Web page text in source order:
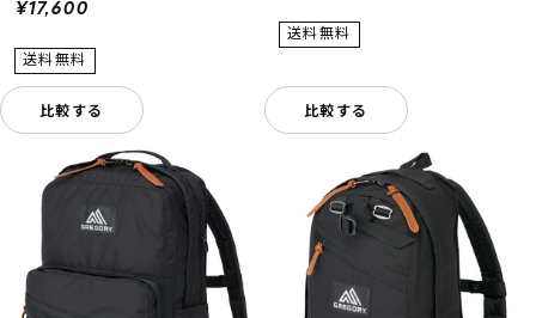
¥17,600
比較する 比較する